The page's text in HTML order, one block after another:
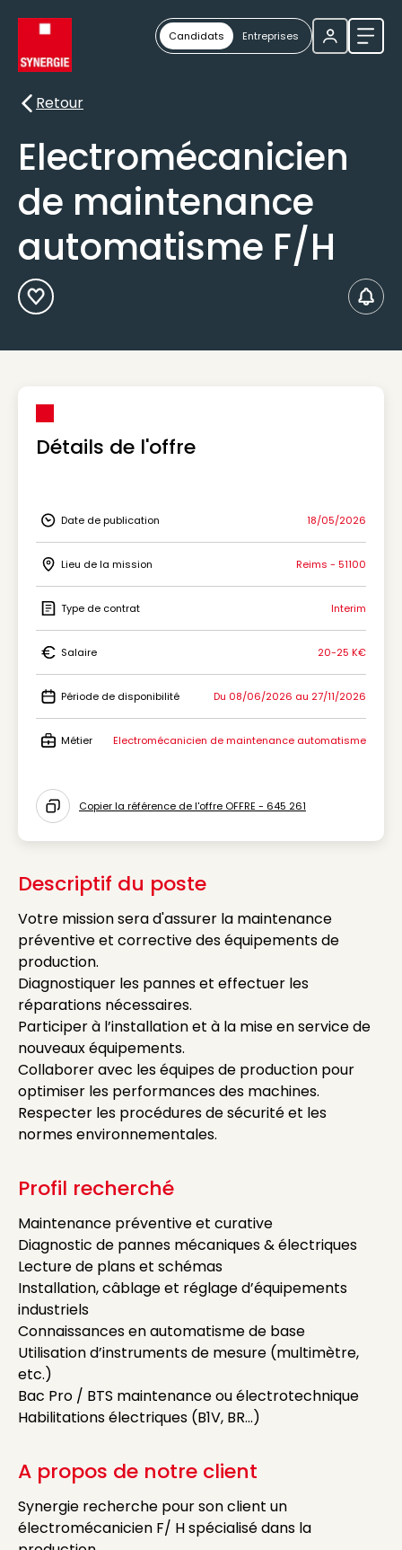
Candidats Entreprises
Retour
Retour
Electromécanicien
de maintenance
automatisme F/H
Ajouter aux Favoris
Détails de l'offre
Icon Date de publication
Date de publication 18/05/2026
Icon Lieu de la mission
Lieu de la mission Reims - 51100
Icon Type de contrat
Type de contrat Interim
Icon Salaire
Salaire 20-25 K€
Icon Période de disponibilité
Période de disponibilité Du 08/06/2026 au 27/11/2026
Métier Electromécanicien de maintenance automatisme
Icon copy to clipboard
Copier la référence de l'offre OFFRE - 645 261
Descriptif du poste
Votre mission sera d'assurer la maintenance
préventive et corrective des équipements de
production.
Diagnostiquer les pannes et effectuer les
réparations nécessaires.
Participer à l’installation et à la mise en service de
nouveaux équipements.
Collaborer avec les équipes de production pour
optimiser les performances des machines.
Respecter les procédures de sécurité et les
normes environnementales.
Profil recherché
Maintenance préventive et curative
Diagnostic de pannes mécaniques & électriques
Lecture de plans et schémas
Installation, câblage et réglage d’équipements
industriels
Connaissances en automatisme de base
Utilisation d’instruments de mesure (multimètre,
etc.)
Bac Pro / BTS maintenance ou électrotechnique
Habilitations électriques (B1V, BR…)
A propos de notre client
Synergie recherche pour son client un
électromécanicien F/ H spécialisé dans la